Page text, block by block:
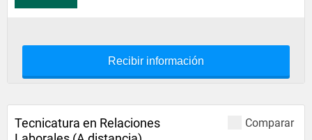
Recibir información
Comparar
Tecnicatura en Relaciones